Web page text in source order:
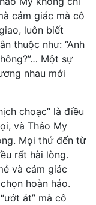
cảm giác mà cô
luôn biết
thuộc như: “Anh
Một sự
nhau mới
choạc” là điều
và Thảo My
Mọi thứ đến từ
rất hài lòng.
và cảm giác
hoàn hảo.
át” mà cô